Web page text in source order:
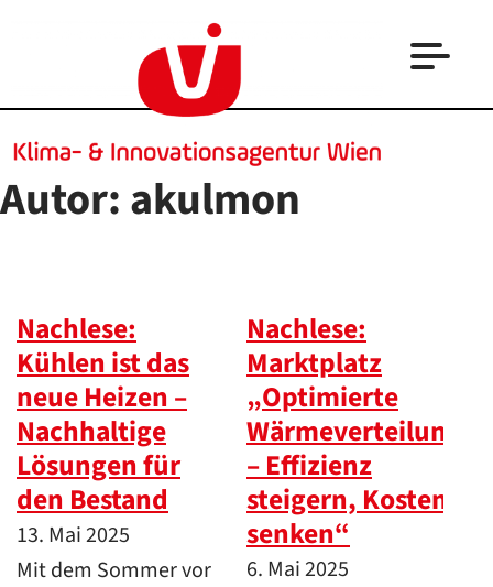
Autor:akulmon
Nachlese:
Kühlen ist das
neue Heizen –
Nachhaltige
Lösungen für
den Bestand
13. Mai 2025
Mit dem Sommer vor
Nachlese:
Marktplatz
„Optimierte
Wärmeverteilung
– Effizienz
steigern, Kosten
senken“
6. Mai 2025